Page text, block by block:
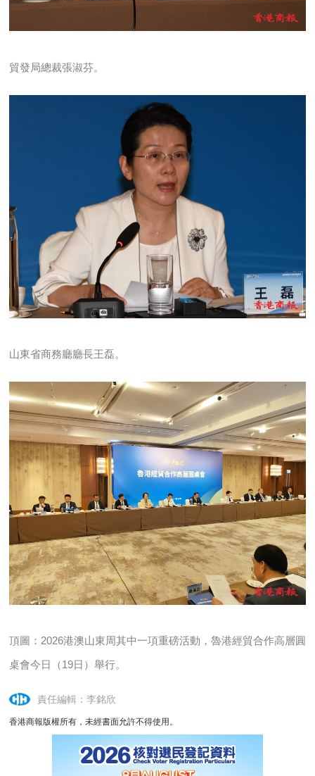
貿發局總裁張淑芬。
山東省商務廳廳長王磊。
頂圖：2026港澳山東周其中一項重磅活動，魯港經貿合作高層圓
桌會今日（19日）舉行。
責任編輯：李銘欣
香港商報版權所有，未經書面允許不得使用。